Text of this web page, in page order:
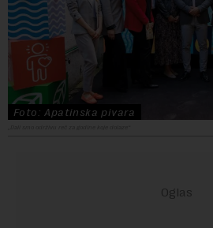
Foto: Apatinska pivara